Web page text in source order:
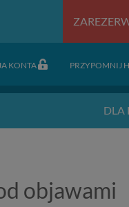
KONTA PRZYPOMNIJ
DLA
objawami